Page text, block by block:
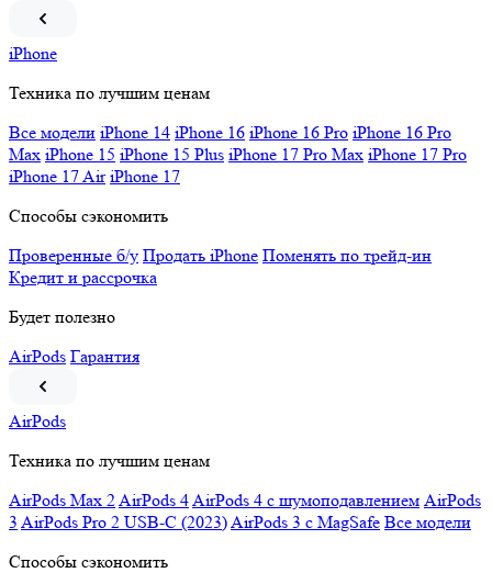
iPhone
Техника по лучшим ценам
Все модели iPhone 14 iPhone 16 iPhone 16 Pro iPhone 16 Pro
Max iPhone 15 iPhone 15 Plus iPhone 17 Pro Max iPhone 17 Pro
iPhone 17 Air iPhone 17
Способы сэкономить
Проверенные б/у Продать iPhone Поменять по трейд-ин
Кредит и рассрочка
Будет полезно
AirPods Гарантия
AirPods
Техника по лучшим ценам
AirPods Max 2AirPods 4AirPods 4 c шумоподавлением AirPods
3 AirPods Pro 2 USB-C (2023)AirPods 3 c MagSafe Все модели
Способы сэкономить